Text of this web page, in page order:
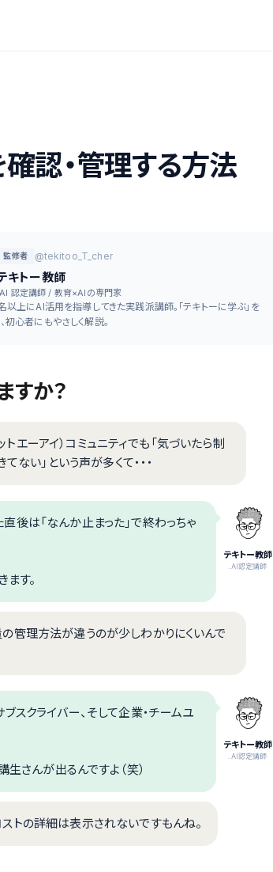
認・管理する方法
監修者 @tekitoo_T_cher
キトー教師
認定講師 / 教育×AIの専門家
上にAI活用を指導してきた実践派講師。「テキトーに学ぶ」を
初心者にもやさしく解説。
すか？
エーアイ）コミュニティでも「気づいたら制
い」という声が多くて・・・
テキトー教師
.AI認定講師
後は「なんか止まった」で終わっちゃ
す。
管理方法が違うのが少しわかりにくいんで
テキトー教師
.AI認定講師
スクライバー、そして企業・チームユ
さんが出るんですよ（笑）
トの詳細は表示されないですもんね。